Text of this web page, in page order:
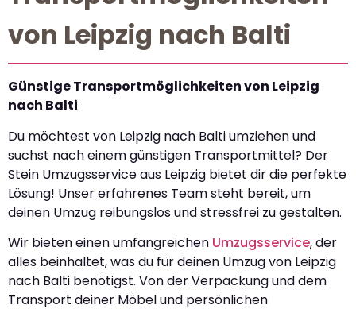
von Leipzig nach Balti
Günstige Transportmöglichkeiten von Leipzig
nach Balti
Du möchtest von Leipzig nach Balti umziehen und
suchst nach einem günstigen Transportmittel? Der
Stein Umzugsservice aus Leipzig bietet dir die perfekte
Lösung! Unser erfahrenes Team steht bereit, um
deinen Umzug reibungslos und stressfrei zu gestalten.
Wir bieten einen umfangreichen Umzugsservice, der
alles beinhaltet, was du für deinen Umzug von Leipzig
nach Balti benötigst. Von der Verpackung und dem
Transport deiner Möbel und persönlichen